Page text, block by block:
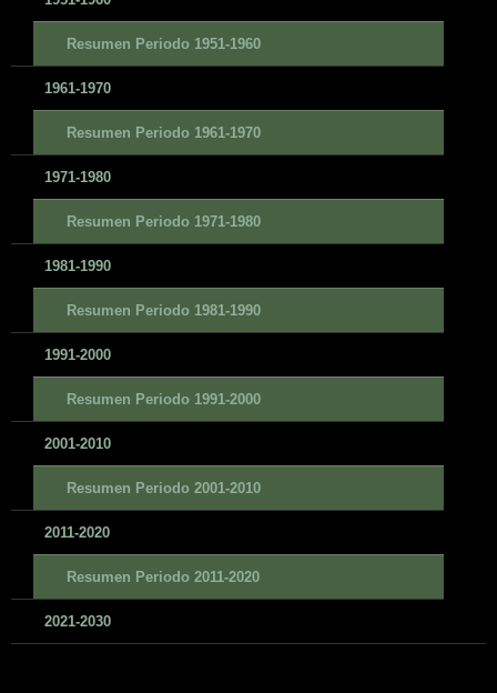
Resumen Periodo 1951-1960
1961-1970
Resumen Periodo 1961-1970
1971-1980
Resumen Periodo 1971-1980
1981-1990
Resumen Periodo 1981-1990
1991-2000
Resumen Periodo 1991-2000
2001-2010
Resumen Periodo 2001-2010
2011-2020
Resumen Periodo 2011-2020
2021-2030